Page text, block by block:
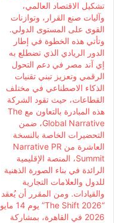
تشكيل الاقتصاد العالمي،
وآليات صنع القرار، وتوازنات
القوى على المستوى الدولي.
وتأتي هذه الخطوة في إطار
الدور الريادي الذي تضطلع به
إي آند مصر في دعم التحول
الرقمي وتعزيز تبني تقنيات
الذكاء الاصطناعي في مختلف
القطاعات، حيث تقود الشركة
هذه المبادرة بالتعاون مع The
Global Narrative، ضمن
التحضيرات الخاصة بالنسخة
العاشرة من Narrative PR
Summit، المنصة الإقليمية
الرائدة في بناء الصورة الذهنية
للدول والعلامات التجارية
والقيادات. ومن المقرر أن يُعقد
“The Shift 2026” يوم 14 مايو
2026 في القاهرة، بمشاركة